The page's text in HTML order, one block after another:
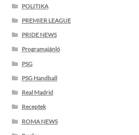
POLITIKA
PREMIER LEAGUE
PRIDE NEWS
Programajánló
PSG
PSG Handball
Real Madrid
Receptek
ROMA NEWS